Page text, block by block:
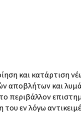
και κατάρτιση
αποβλήτων και
περιβάλλον
εν λόγω